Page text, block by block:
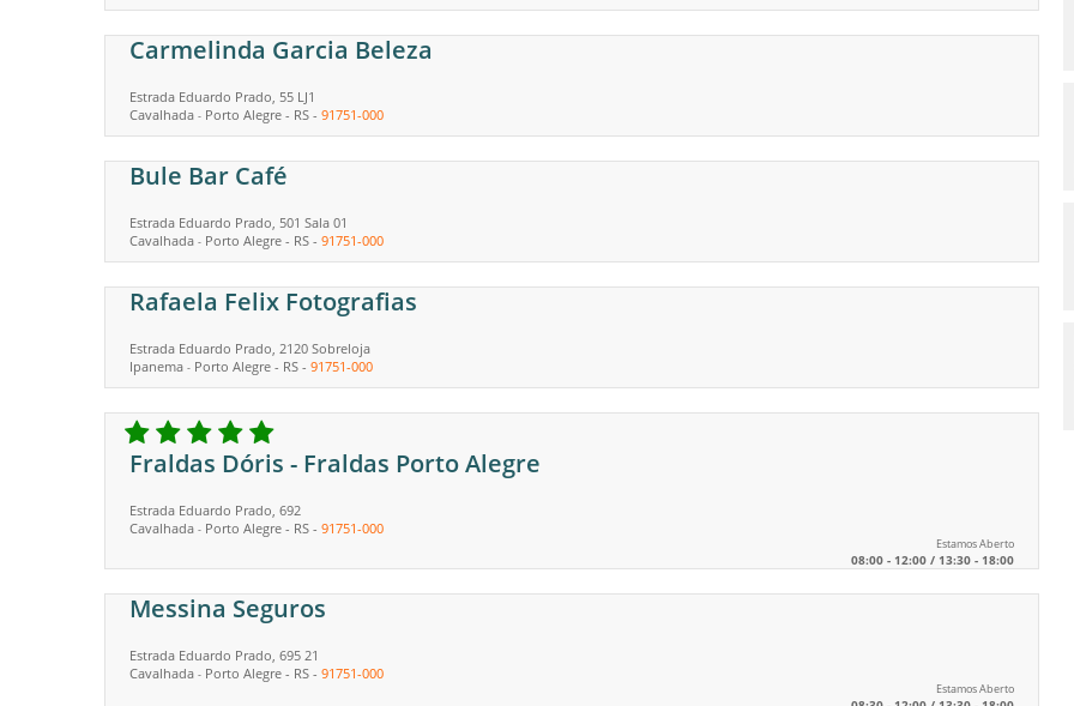
Carmelinda Garcia Beleza
Estrada Eduardo Prado, 55 LJ1
Cavalhada - Porto Alegre - RS - 91751-000
Bule Bar Café
Estrada Eduardo Prado, 501 Sala 01
Cavalhada - Porto Alegre - RS - 91751-000
Rafaela Felix Fotografias
Estrada Eduardo Prado, 2120 Sobreloja
Ipanema - Porto Alegre - RS - 91751-000
Fraldas Dóris - Fraldas Porto Alegre
Estrada Eduardo Prado, 692
Cavalhada - Porto Alegre - RS - 91751-000
Estamos Aberto
08:00 - 12:00 / 13:30 - 18:00
Messina Seguros
Estrada Eduardo Prado, 695 21
Cavalhada - Porto Alegre - RS - 91751-000
Estamos Aberto